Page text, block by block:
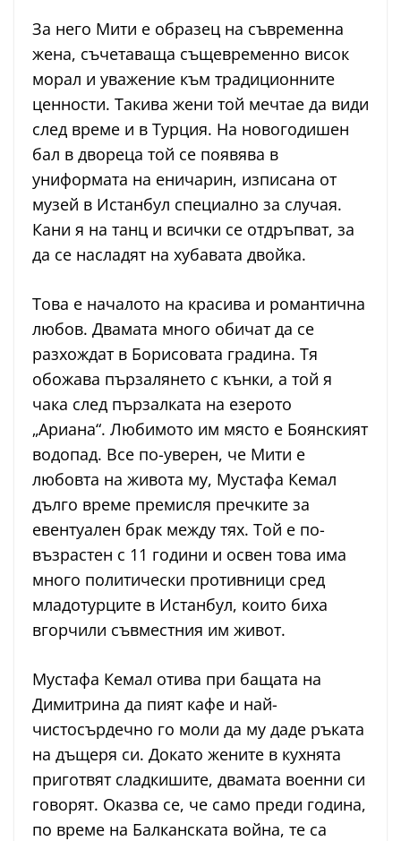
За него Мити е образец на съвременна
жена, съчетаваща същевременно висок
морал и уважение към традиционните
ценности. Такива жени той мечтае да види
след време и в Турция. На новогодишен
бал в двореца той се появява в
униформата на еничарин, изписана от
музей в Истанбул специално за случая.
Кани я на танц и всички се отдръпват, за
да се насладят на хубавата двойка.
Това е началото на красива и романтична
любов. Двамата много обичат да се
разхождат в Борисовата градина. Тя
обожава пързалянето с кънки, а той я
чака след пързалката на езерото
„Ариана“. Любимото им място е Боянският
водопад. Все по-уверен, че Мити е
любовта на живота му, Мустафа Кемал
дълго време премисля пречките за
евентуален брак между тях. Той е по-
възрастен с 11 години и освен това има
много политически противници сред
младотурците в Истанбул, които биха
вгорчили съвместния им живот.
Мустафа Кемал отива при бащата на
Димитрина да пият кафе и най-
чистосърдечно го моли да му даде ръката
на дъщеря си. Докато жените в кухнята
приготвят сладкишите, двамата военни си
говорят. Оказва се, че само преди година,
по време на Балканската война, те са